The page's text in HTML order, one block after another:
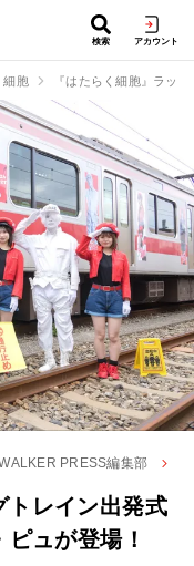
検索 アカウント
細胞 『はたらく細胞』ラッ
PRESS編集部
トレイン出発式
ュが登場！